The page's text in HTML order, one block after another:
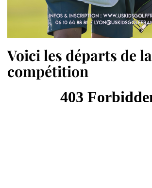
Voici les départs de la
compétition